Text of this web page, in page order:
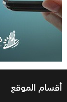
أقسام الموقع